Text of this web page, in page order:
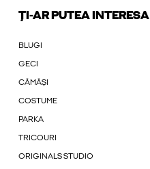
ȚI-AR PUTEA INTERESA
BLUGI
GECI
CĂMĂȘI
COSTUME
PARKA
TRICOURI
ORIGINALS STUDIO